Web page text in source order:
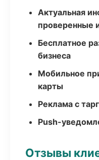
Актуальная
проверенные
Бесплатное
бизнеса
Мобильное
карты
Реклама с
Push-
Отзывы